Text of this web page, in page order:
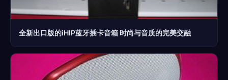
全新出口版的iHIP蓝牙插卡音箱 时尚与音质的完美交融